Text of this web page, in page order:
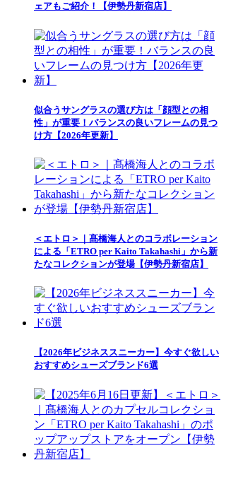
ェアもご紹介！【伊勢丹新宿店】
似合うサングラスの選び方は「顔型との相
性」が重要！バランスの良いフレームの見つ
け方【2026年更新】
＜エトロ＞｜髙橋海人とのコラボレーション
による「ETRO per Kaito Takahashi」から新
たなコレクションが登場【伊勢丹新宿店】
【2026年ビジネススニーカー】今すぐ欲しい
おすすめシューズブランド6選